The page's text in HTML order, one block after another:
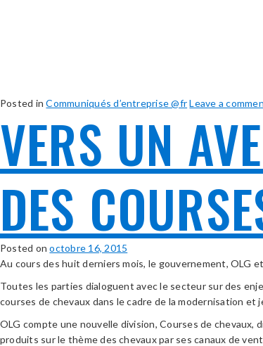
Posted inCommuniqués d’entreprise @frLeave a
VERS UN
DES
Posted onoctobre 16, 2015
Au cours des huit derniers mois, le gouvernement, OLG
Toutes les parties dialoguent avec le secteur sur des
courses de chevaux dans le cadre de la modernisation
OLG compte une nouvelle division, Courses de
produits sur le thème des chevaux par ses canaux de